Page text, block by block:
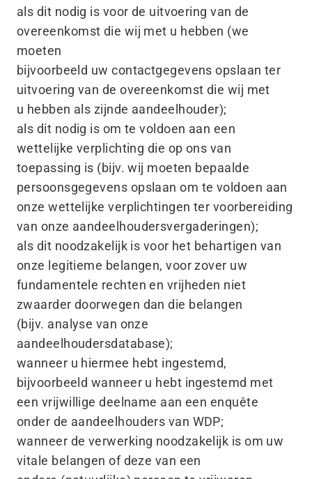
als dit nodig is voor de uitvoering van de
overeenkomst die wij met u hebben (we
moeten
bijvoorbeeld uw contactgegevens opslaan ter
uitvoering van de overeenkomst die wij met
u hebben als zijnde aandeelhouder);
als dit nodig is om te voldoen aan een
wettelijke verplichting die op ons van
toepassing is (bijv. wij moeten bepaalde
persoonsgegevens opslaan om te voldoen aan
onze wettelijke verplichtingen ter voorbereiding
van onze aandeelhoudersvergaderingen);
als dit noodzakelijk is voor het behartigen van
onze legitieme belangen, voor zover uw
fundamentele rechten en vrijheden niet
zwaarder doorwegen dan die belangen
(bijv. analyse van onze
aandeelhoudersdatabase);
wanneer u hiermee hebt ingestemd,
bijvoorbeeld wanneer u hebt ingestemd met
een vrijwillige deelname aan een enquête
onder de aandeelhouders van WDP;
wanneer de verwerking noodzakelijk is om uw
vitale belangen of deze van een